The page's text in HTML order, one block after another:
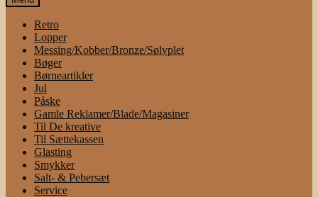
Retro
Lopper
Messing/Kobber/Bronze/Sølvplet
Bøger
Børneartikler
Jul
Påske
Gamle Reklamer/Blade/Magasiner
Til De kreative
Til Sættekassen
Glasting
Smykker
Salt- & Pebersæt
Service